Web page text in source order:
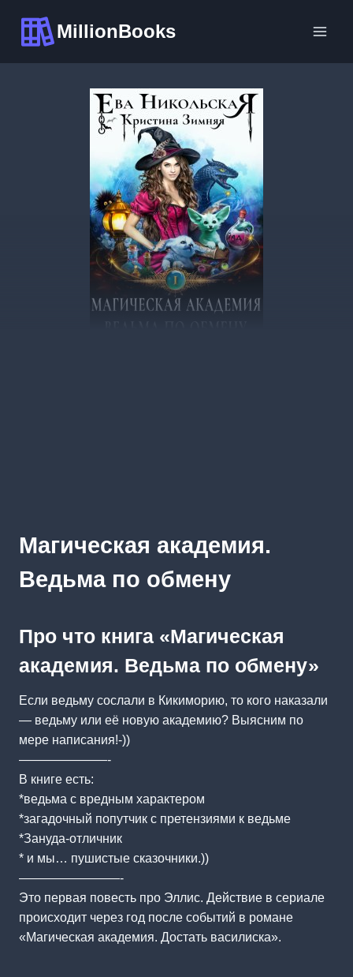
содержимому
MillionBooks
Магическая академия.
Ведьма по обмену
Про что книга «Магическая
академия. Ведьма по обмену»
Если ведьму сослали в Кикиморию, то кого наказали
— ведьму или её новую академию? Выясним по
мере написания!-))
———————-
В книге есть:
*ведьма с вредным характером
*загадочный попутчик с претензиями к ведьме
*Зануда-отличник
* и мы… пушистые сказочники.))
————————-
Это первая повесть про Эллис. Действие в сериале
происходит через год после событий в романе
«Магическая академия. Достать василиска».